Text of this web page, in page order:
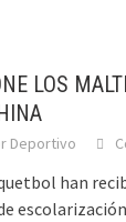
LOS
Deportivo
han